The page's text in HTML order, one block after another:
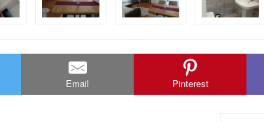
Email Pinterest